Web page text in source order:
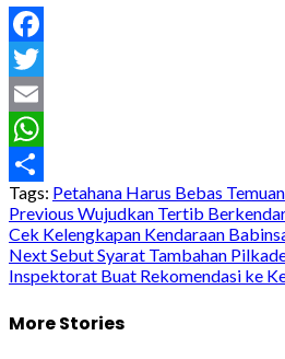
Facebook
Twitter
Email
WhatsApp
Share
Tags: Petahana Harus Bebas Temuan
Post
navigation
Previous Wujudkan Tertib
Cek Kelengkapan Kendaraan
NextSebut Syarat Tambahan
Inspektorat Buat Rekomendasi ke
More Stories